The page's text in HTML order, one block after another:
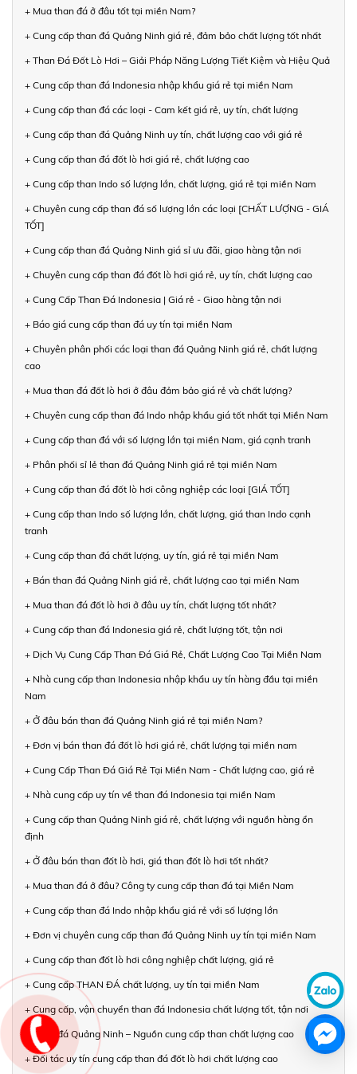
+ Mua than đá ở đâu tốt tại miền Nam?
+ Cung cấp than đá Quảng Ninh giá rẻ, đảm bảo chất lượng tốt nhất
+ Than Đá Đốt Lò Hơi – Giải Pháp Năng Lượng Tiết Kiệm và Hiệu Quả
+ Cung cấp than đá Indonesia nhập khẩu giá rẻ tại miền Nam
+ Cung cấp than đá các loại - Cam kết giá rẻ, uy tín, chất lượng
+ Cung cấp than đá Quảng Ninh uy tín, chất lượng cao với giá rẻ
+ Cung cấp than đá đốt lò hơi giá rẻ, chất lượng cao
+ Cung cấp than Indo số lượng lớn, chất lượng, giá rẻ tại miền Nam
+ Chuyên cung cấp than đá số lượng lớn các loại [CHẤT LƯỢNG - GIÁ
TỐT]
+ Cung cấp than đá Quảng Ninh giá sỉ ưu đãi, giao hàng tận nơi
+ Chuyên cung cấp than đá đốt lò hơi giá rẻ, uy tín, chất lượng cao
+ Cung Cấp Than Đá Indonesia | Giá rẻ - Giao hàng tận nơi
+ Báo giá cung cấp than đá uy tín tại miền Nam
+ Chuyên phân phối các loại than đá Quảng Ninh giá rẻ, chất lượng
cao
+ Mua than đá đốt lò hơi ở đâu đảm bảo giá rẻ và chất lượng?
+ Chuyên cung cấp than đá Indo nhập khẩu giá tốt nhất tại Miền Nam
+ Cung cấp than đá với số lượng lớn tại miền Nam, giá cạnh tranh
+ Phân phối sỉ lẻ than đá Quảng Ninh giá rẻ tại miền Nam
+ Cung cấp than đá đốt lò hơi công nghiệp các loại [GIÁ TỐT]
+ Cung cấp than Indo số lượng lớn, chất lượng, giá than Indo cạnh
tranh
+ Cung cấp than đá chất lượng, uy tín, giá rẻ tại miền Nam
+ Bán than đá Quảng Ninh giá rẻ, chất lượng cao tại miền Nam
+ Mua than đá đốt lò hơi ở đâu uy tín, chất lượng tốt nhất?
+ Cung cấp than đá Indonesia giá rẻ, chất lượng tốt, tận nơi
+ Dịch Vụ Cung Cấp Than Đá Giá Rẻ, Chất Lượng Cao Tại Miền Nam
+ Nhà cung cấp than Indonesia nhập khẩu uy tín hàng đầu tại miền
Nam
+ Ở đâu bán than đá Quảng Ninh giá rẻ tại miền Nam?
+ Đơn vị bán than đá đốt lò hơi giá rẻ, chất lượng tại miền nam
+ Cung Cấp Than Đá Giá Rẻ Tại Miền Nam - Chất lượng cao, giá rẻ
+ Nhà cung cấp uy tín về than đá Indonesia tại miền Nam
+ Cung cấp than Quảng Ninh giá rẻ, chất lượng với nguồn hàng ổn
định
+ Ở đâu bán than đốt lò hơi, giá than đốt lò hơi tốt nhất?
+ Mua than đá ở đâu? Công ty cung cấp than đá tại Miền Nam
+ Cung cấp than đá Indo nhập khẩu giá rẻ với số lượng lớn
+ Đơn vị chuyên cung cấp than đá Quảng Ninh uy tín tại miền Nam
+ Cung cấp than đốt lò hơi công nghiệp chất lượng, giá rẻ
+ Cung cấp THAN ĐÁ chất lượng, uy tín tại miền Nam
+ Cung cấp, vận chuyển than đá Indonesia chất lượng tốt, tận nơi
+ Than đá Quảng Ninh – Nguồn cung cấp than chất lượng cao
+ Đối tác uy tín cung cấp than đá đốt lò hơi chất lượng cao